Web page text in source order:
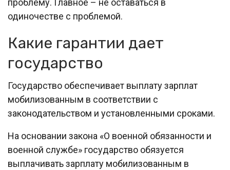
проблему. Главное – не оставаться в
одиночестве с проблемой.
Какие гарантии дает
государство
Государство обеспечивает выплату зарплат
мобилизованным в соответствии с
законодательством и установленными сроками.
На основании закона «О военной обязанности и
военной службе» государство обязуется
выплачивать зарплату мобилизованным в